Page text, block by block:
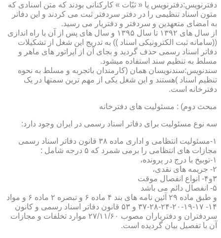
دفترنویس:دفترنویس یا « ثبّات » کارکنانی بودند که متن اسنادی که
متون اسناد تنظیمی را در دفتر سردفتر ثبت می کردند و این دفاتر
به امضای متعهدین و سردفتر و دفتریار می رسید.
از سال های ۱۳۹۲ تا سال ۱۳۹۵ و سال های پس از آن با راه اندازی
((سامانه ثبت الکترونیکی اسناد )) به تدریج این شغل از تشکیلات
دفاتر اسناد رسمی حذف گردید و بجای آن از اپراتور های ماهر و
مسلط به تنظیم سند استفاده میشود.
سندنویس:سندنویسان همان (کارمندان باتجربه و مسلط به نحوه
تنظیم اسناد )هستند و این شغل یکی از مهم ترین سمتها در یک
دفترخانه است.
مبحث دوم) : مسئولیت های دفترخانه
سه نوع مسئولیت برای دفاتر اسناد رسمی در ایران وجود دارد:
۱-مسئولیت انتظامی و اداری ماده ۳۸ قانون دفاتر اسناد رسمی
مجازات های انتظامی را برمی شمرد که ۵ درجه شامل :
۱-توبیخ با درج در پرونده،
۲- جریمه های نقدی،
۳و۴- انواع انفصال موقت
۵- انفصال دائم می باشد
و طبق ماده ۲۹ آئین نامه های بند ۴ ماده ۶ و تبصره ۲ ماده ۶ و مواد
۱۴- ۱۷-۱۹-۲۰-۲۴-۲۸-۳۷ و ۵۳ قانون دفاتر اسناد رسمی و کانون
سردفتران و دفتریاران مصوب ۲۷/۱۱/۶۰ موارد تخلفات و مجازات
آن با تفصیل بیان گردیده است.